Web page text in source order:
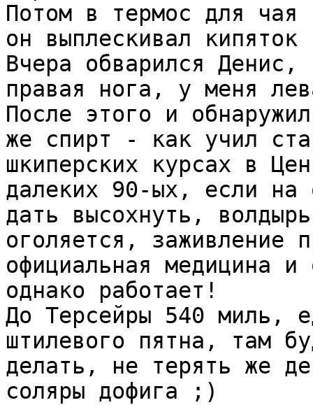
Потом в термос для чая
он выплескивал
Вчера обварился
правая нога, у меня
После этого и
же спирт - как учил
шкиперских курсах в
далеких 90-ых, если на
дать высохнуть,
оголяется, заживление
официальная медицина
однако работает!
До Терсейры 540 миль,
штилевого пятна, там
делать, не терять же
соляры дофига ;)